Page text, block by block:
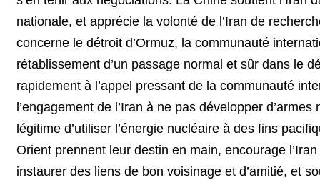
nationale, et apprécie la volonté de l’Iran de
concerne le détroit d’Ormuz, la communauté
rétablissement d’un passage normal et sûr dans le
rapidement à l’appel pressant de la communauté
l’engagement de l’Iran à ne pas développer
légitime d’utiliser l’énergie nucléaire à des fins
Orient prennent leur destin en main, encourage
instaurer des liens de bon voisinage et d’amitié, et